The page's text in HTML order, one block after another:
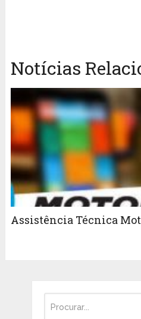
Notícias
Assistência Técnica